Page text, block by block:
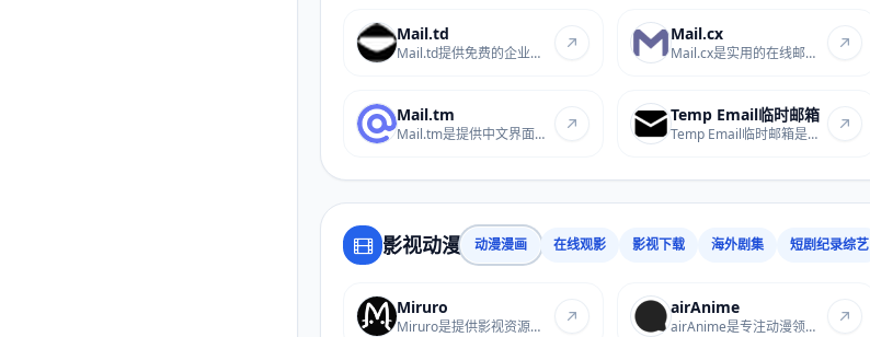
Mail.td
Mail.td提供免费的企业邮箱服务，支持绑定自定...
Mail.cx
Mail.cx是实用的在线邮箱服务站点，提供免费邮...
Mail.tm
Mail.tm是提供中文界面的免费临时邮箱工具，无...
Temp Email临时邮箱
Temp Email临时邮箱是专注免费匿名免注册的临...
影视动漫 动漫漫画 在线观影 影视下载 海外剧集 短剧纪录综艺
Miruro
Miruro是提供影视资源在线观看的站点，涵盖各...
airAnime
airAnime是专注动漫领域的导航站点，收录各类...